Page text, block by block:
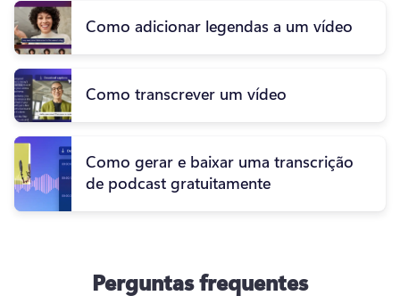
Como adicionar legendas a um vídeo
Como transcrever um vídeo
Como gerar e baixar uma transcrição
de podcast gratuitamente
Perguntas frequentes